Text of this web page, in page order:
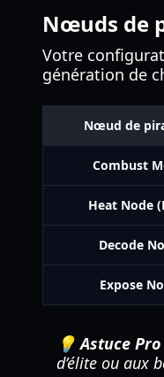
Nœuds de
Votre
génération de
Nœud de
Combust
Heat Node
Decode
Expose
💡 Astuce
d’élite ou aux